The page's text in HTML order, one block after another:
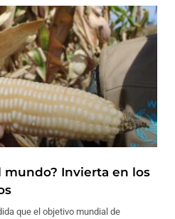
mundo? Invierta en los
que el objetivo mundial de